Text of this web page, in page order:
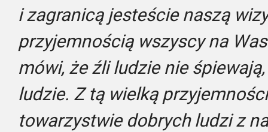
i zagranicą jesteście naszą
przyjemnością wszyscy na
mówi, że źli ludzie nie
ludzie. Z tą wielką
towarzystwie dobrych ludzi z